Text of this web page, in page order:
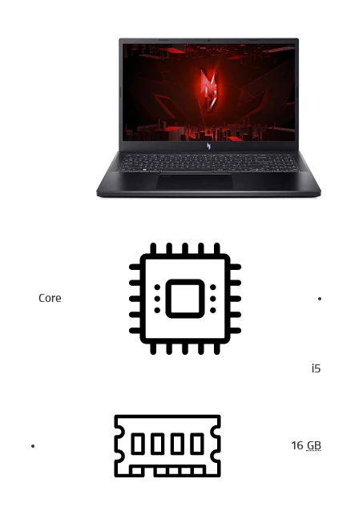
Core
i5
16GB